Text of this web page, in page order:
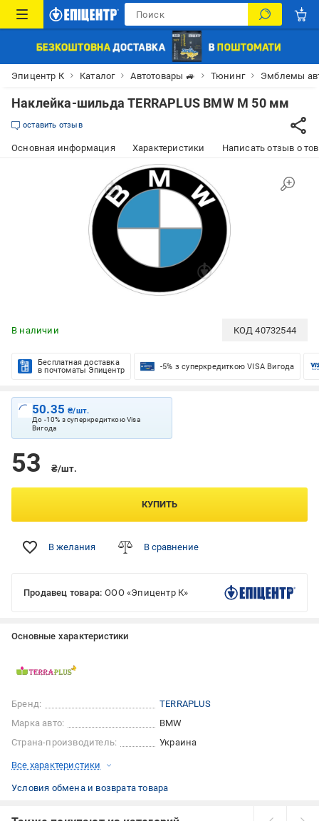
Эпицентр К Каталог Автотовары 🚙 Тюнинг Эмблемы
Наклейка-шильда TERRAPLUS BMW M 50 мм
оставить отзыв
Основная информация Характеристики Написать отзыв о
В наличии КОД40732544
Бесплатная доставка
в почтоматы Эпицентр
-5% з суперкредиткою VISA Вигода
50.35₴/шт.
До -10% з суперкредиткою Visa
Вигода
53 ₴/шт.
КУПИТЬ
В желания В сравнение
Продавец товара: ООО «Эпицентр К»
Основные характеристики
Бренд:
TERRAPLUS
Марка авто:
BMW
Страна-производитель:
Украина
Все характеристики
Условия обмена и возврата товара